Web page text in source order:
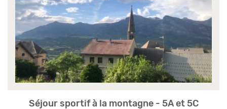
Séjour sportif à la montagne - 5A et 5C